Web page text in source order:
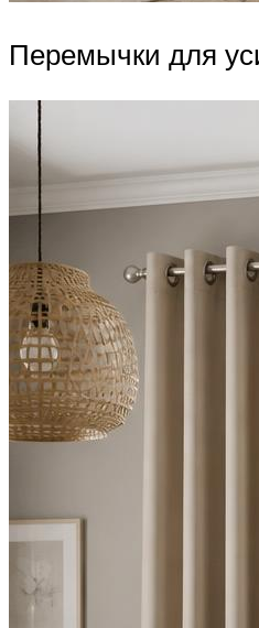
Перемычки для